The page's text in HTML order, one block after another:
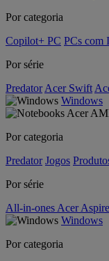
Por categoria
Copilot+ PC PCs com
Por série
Predator Acer Swift
Windows
Por categoria
Predator Jogos
Por série
All-in-ones Acer Aspire
Windows
Por categoria